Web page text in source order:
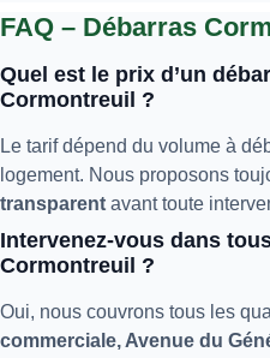
FAQ – Débarras
Quel est le prix d’un
Cormontreuil ?
Le tarif dépend du volume à
logement. Nous proposons
transparent avant toute
Intervenez-vous dans
Cormontreuil ?
Oui, nous couvrons tous les
commerciale, Avenue du